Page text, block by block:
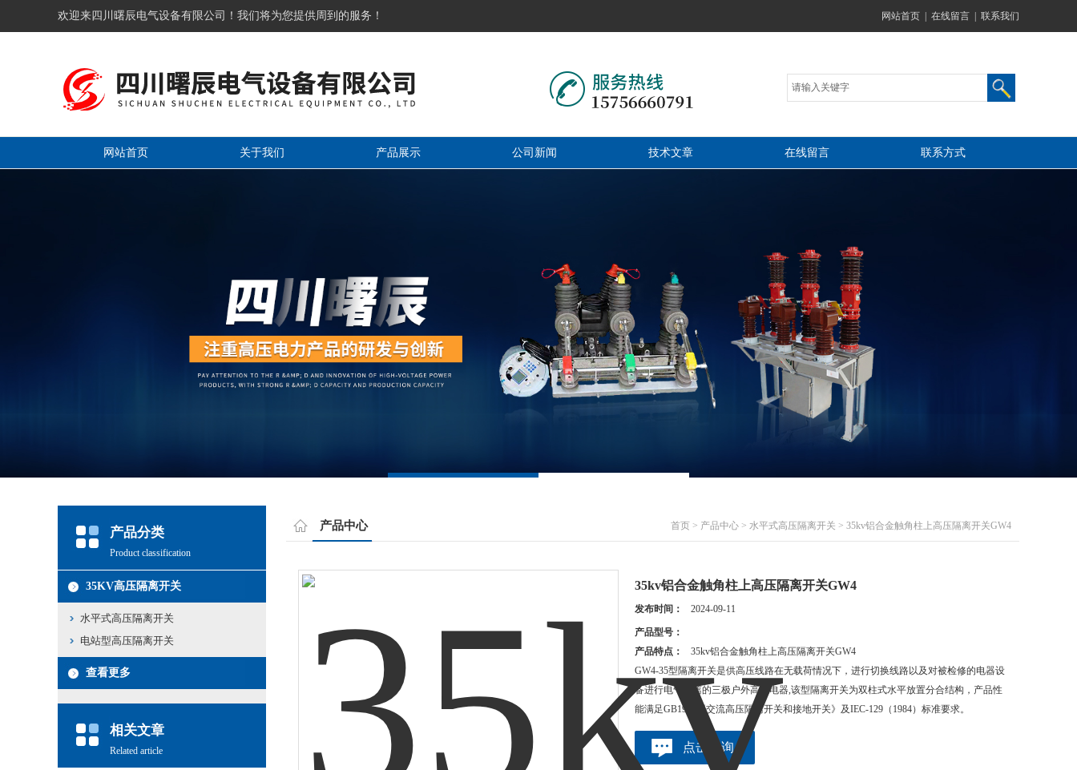
欢迎来四川曙辰电气设备有限公司！我们将为您提供周到的服务！ 网站首页 在线留言 联系我们
网站首页 关于我们 产品展示 公司新闻 技术文章 在线留言 联系方式
产品分类
Product classification
35KV高压隔离开关
水平式高压隔离开关
电站型高压隔离开关
查看更多
相关文章
Related article
产品中心 首页 > 产品中心 > 水平式高压隔离开关 > 35kv铝合金触角柱上高压隔离开关GW4
35kv铝合金触角柱上高压隔离开关GW4
发布时间： 2024-09-11
产品型号：
产品特点：
35kv铝合金触角柱上高压隔离开关GW4
GW4-35型隔离开关是供高压线路在无载荷情况下，进行切换线路以及对被检修的电器设
备进行电气隔离的三极户外高压电器,该型隔离开关为双柱式水平放置分合结构，产品性
能满足GB1985《交流高压隔离开关和接地开关》及IEC-129（1984）标准要求。
点击咨询